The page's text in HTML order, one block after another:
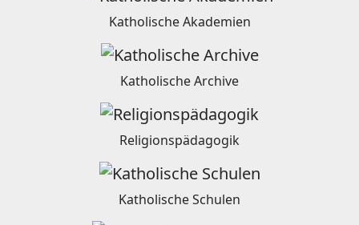
Katholische Akademien
Katholische Archive
Religionspädagogik
Katholische Schulen